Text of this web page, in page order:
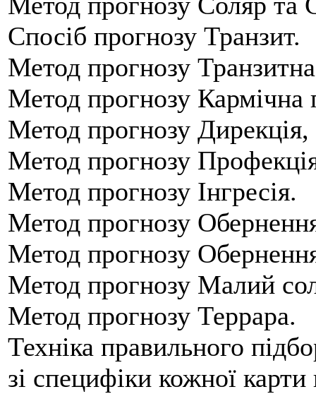
Спосіб прогнозу Транзит.
Метод прогнозу
Метод прогнозу Кармічна
Метод прогнозу Дирекція,
Метод прогнозу
Метод прогнозу Інгресія.
Метод прогнозу
Метод прогнозу
Метод прогнозу Малий
Метод прогнозу Террара.
Техніка правильного
зі специфіки кожної